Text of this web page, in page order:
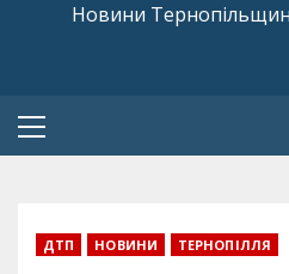
Новини
Primary
ДТП НОВИНИ ТЕРНОПІЛЛЯ